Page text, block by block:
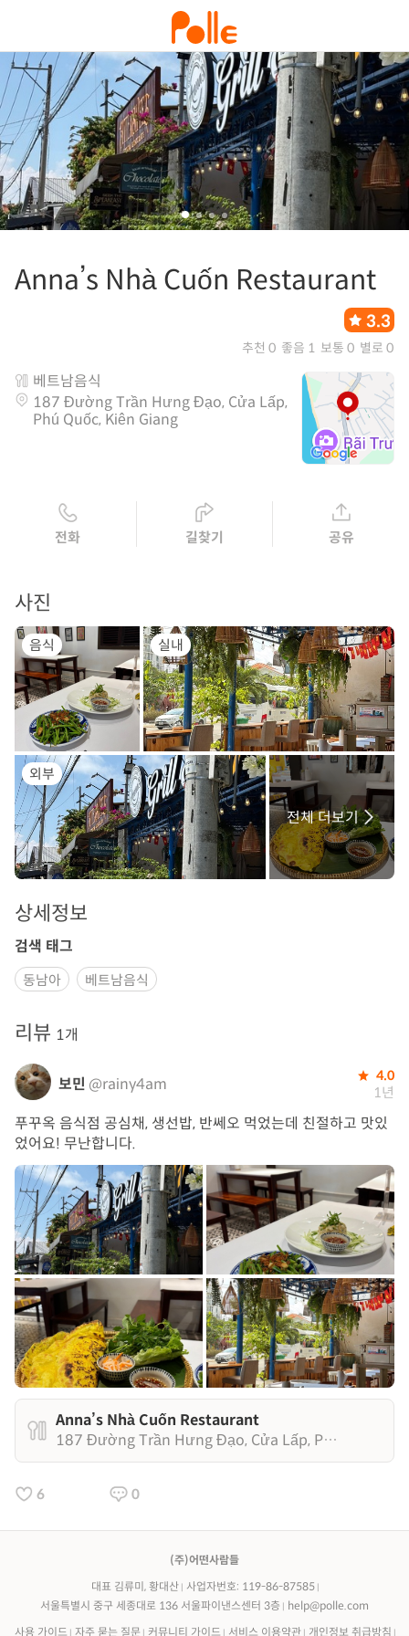
Anna’s Nhà Cuốn Restaurant
3.3
추천 0 좋음 1 보통 0 별로 0
베트남음식
187 Đường Trần Hưng Đạo, Cửa Lấp,
Phú Quốc, Kiên Giang
전화 길찾기 공유
사진
음식 실내
외부
전체 더보기
상세정보
검색 태그
동남아 베트남음식
리뷰 1개
보민 @rainy4am 4.0
1년
푸꾸옥 음식점 공심채, 생선밥, 반쎄오 먹었는데 친절하고 맛있
었어요! 무난합니다.
Anna’s Nhà Cuốn Restaurant
187 Đường Trần Hưng Đạo, Cửa Lấp, Phú Quốc, Kiên Giang
6 0
(주)어떤사람들
대표 김류미, 황대산
사업자번호: 119-86-87585
서울특별시 중구 세종대로 136 서울파이낸스센터 3층
help@polle.com
사용 가이드 자주 묻는 질문 커뮤니티 가이드 서비스 이용약관 개인정보 취급방침